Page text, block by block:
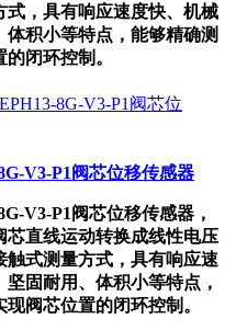
，具有响应速度快、机械
积小等特点，能够精确测
闭环控制。
V3-P1阀芯位移传感器
V3-P1阀芯位移传感器，
芯直线运动转换成线性电压
式测量方式，具有响应速
固耐用、体积小等特点，
阀芯位置的闭环控制。